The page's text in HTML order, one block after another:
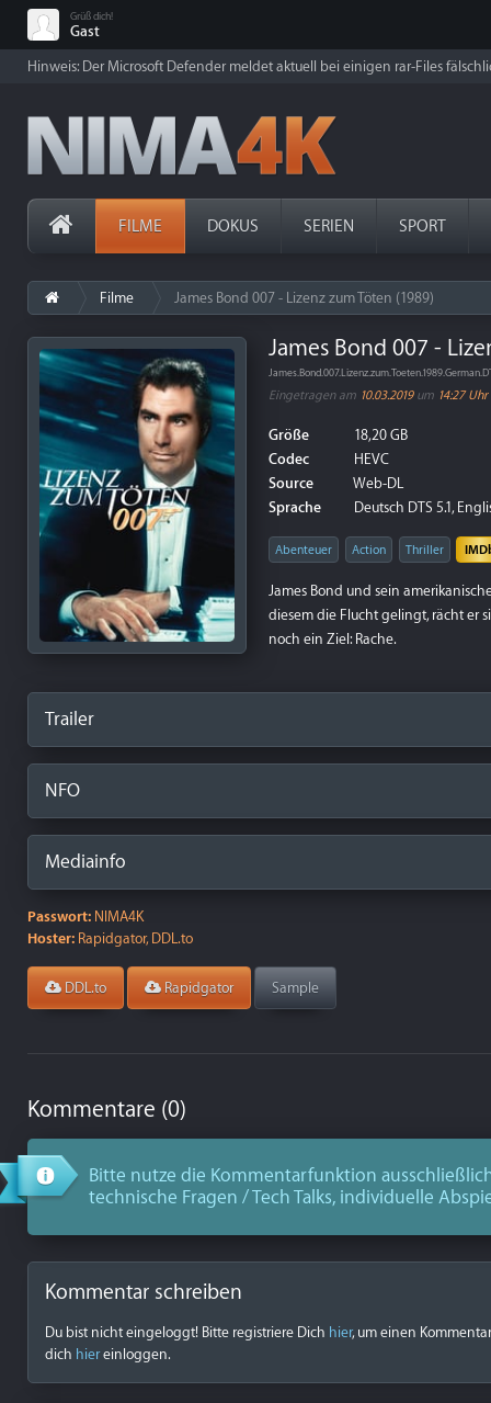
Grüß dich!
Gast
Hinweis: Der Microsoft Defender meldet aktuell bei einigen rar-Files
FILME DOKUS SERIEN SPORT
Filme James Bond 007 - Lizenz zum Töten (1989)
James Bond 007 -
Eingetragen am 10.03.2019um 14:27 Uhr
Größe
18,20 GB
Codec
HEVC
Source
Web-DL
Sprache
Deutsch DTS 5.1,
Abenteuer Action Thriller
James Bond und sein
diesem die Flucht gelingt, rächt er
noch ein Ziel: Rache.
Trailer
NFO
Mediainfo
Passwort: NIMA4K
Hoster: Rapidgator, DDL.to
DDL.to Rapidgator Sample
Kommentare (0)
Bitte nutze die Kommentarfunktion
technische Fragen / Tech Talks, individuelle
Kommentar schreiben
Du bist nicht eingeloggt! Bitte registriere Dich hier, um einen
dich hiereinloggen.